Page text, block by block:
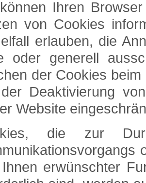
Ihren
von Cookies
erlauben, die
oder generell
der Cookies
Deaktivierung
Website
die zur
erwünschter